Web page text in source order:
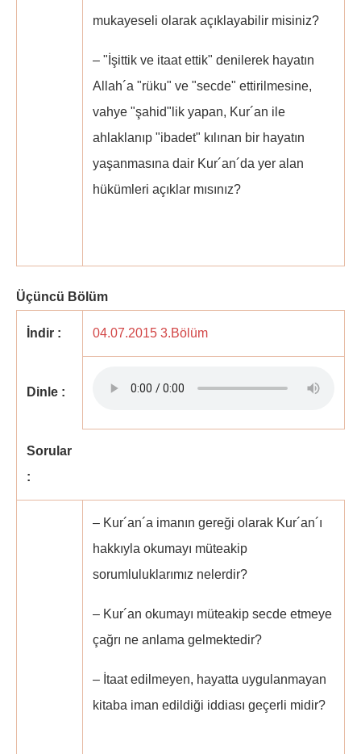
mukayeseli olarak açıklayabilir misiniz?
– "İşittik ve itaat ettik" denilerek hayatın
Allah´a "rüku" ve "secde" ettirilmesine,
vahye "şahid"lik yapan, Kur´an ile
ahlaklanıp "ibadet" kılınan bir hayatın
yaşanmasına dair Kur´an´da yer alan
hükümleri açıklar mısınız?
Üçüncü Bölüm
İndir : 04.07.2015 3.Bölüm
Dinle :
Sorular
:
– Kur´an´a imanın gereği olarak Kur´an´ı
hakkıyla okumayı müteakip
sorumluluklarımız nelerdir?
– Kur´an okumayı müteakip secde etmeye
çağrı ne anlama gelmektedir?
– İtaat edilmeyen, hayatta uygulanmayan
kitaba iman edildiği iddiası geçerli midir?